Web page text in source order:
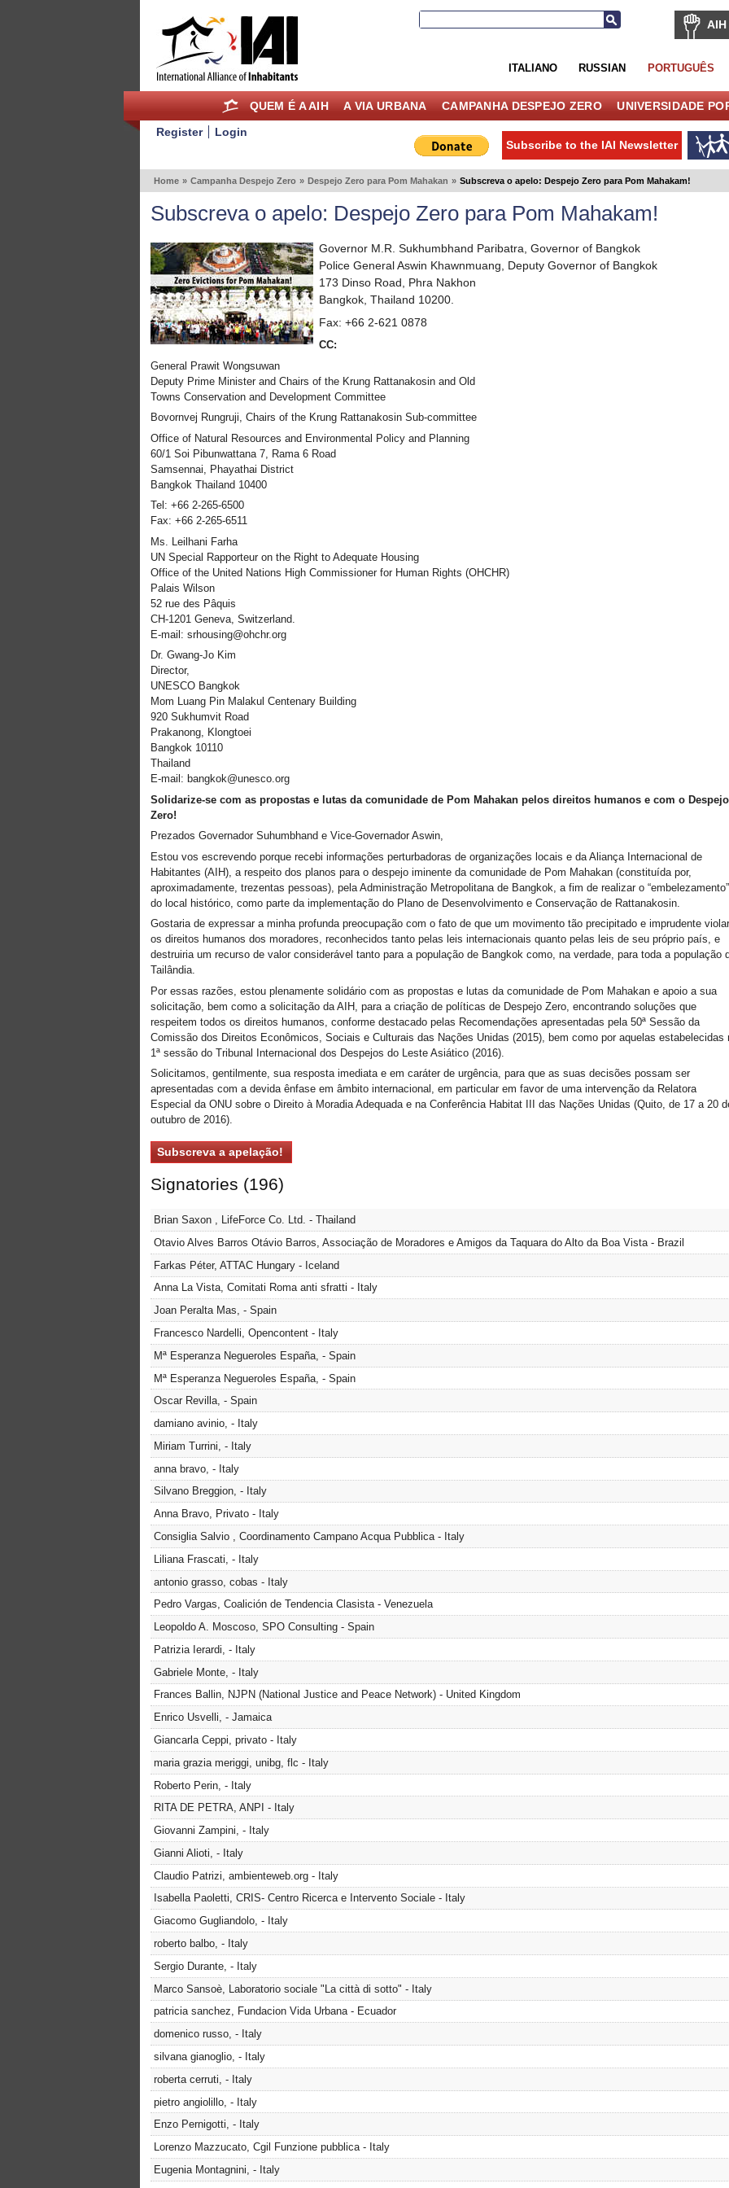
ITALIANO RUSSIAN PORTUGUÊS
QUEM É A AIH A VIA URBANA CAMPANHA DESPEJO ZERO UNIVERSIDADE
Register
Login
Subscribe to the IAI Newsletter
Home » Campanha Despejo Zero » Despejo Zero para Pom Mahakan » Subscreva o apelo: Despejo Zero para Pom Mahakam!
Subscreva o apelo: Despejo Zero para Pom Mahakam!
Governor M.R. Sukhumbhand Paribatra, Governor of Bangkok
Police General Aswin Khawnmuang, Deputy Governor of Bangkok
173 Dinso Road, Phra Nakhon
Bangkok, Thailand 10200.
Fax: +66 2-621 0878
CC:
General Prawit Wongsuwan
Deputy Prime Minister and Chairs of the Krung Rattanakosin and Old
Towns Conservation and Development Committee
Bovornvej Rungruji, Chairs of the Krung Rattanakosin Sub-committee
Office of Natural Resources and Environmental Policy and Planning
60/1 Soi Pibunwattana 7, Rama 6 Road
Samsennai, Phayathai District
Bangkok Thailand 10400
Tel: +66 2-265-6500
Fax: +66 2-265-6511
Ms. Leilhani Farha
UN Special Rapporteur on the Right to Adequate Housing
Office of the United Nations High Commissioner for Human Rights (OHCHR)
Palais Wilson
52 rue des Pâquis
CH-1201 Geneva, Switzerland.
E-mail: srhousing@ohchr.org
Dr. Gwang-Jo Kim
Director,
UNESCO Bangkok
Mom Luang Pin Malakul Centenary Building
920 Sukhumvit Road
Prakanong, Klongtoei
Bangkok 10110
Thailand
E-mail: bangkok@unesco.org
Solidarize-se com as propostas e lutas da comunidade de Pom Mahakan pelos direitos humanos e com o Despejo
Zero!
Prezados Governador Suhumbhand e Vice-Governador Aswin,
Estou vos escrevendo porque recebi informações perturbadoras de organizações locais e da Aliança Internacional de
Habitantes (AIH), a respeito dos planos para o despejo iminente da comunidade de Pom Mahakan (constituída por,
aproximadamente, trezentas pessoas), pela Administração Metropolitana de Bangkok, a fim de realizar o “embelezamento”
do local histórico, como parte da implementação do Plano de Desenvolvimento e Conservação de Rattanakosin.
Gostaria de expressar a minha profunda preocupação com o fato de que um movimento tão precipitado e imprudente
os direitos humanos dos moradores, reconhecidos tanto pelas leis internacionais quanto pelas leis de seu próprio país, e
destruiria um recurso de valor considerável tanto para a população de Bangkok como, na verdade, para toda a população
Tailândia.
Por essas razões, estou plenamente solidário com as propostas e lutas da comunidade de Pom Mahakan e apoio a sua
solicitação, bem como a solicitação da AIH, para a criação de políticas de Despejo Zero, encontrando soluções que
respeitem todos os direitos humanos, conforme destacado pelas Recomendações apresentadas pela 50ª Sessão da
Comissão dos Direitos Econômicos, Sociais e Culturais das Nações Unidas (2015), bem como por aquelas estabelecidas
1ª sessão do Tribunal Internacional dos Despejos do Leste Asiático (2016).
Solicitamos, gentilmente, sua resposta imediata e em caráter de urgência, para que as suas decisões possam ser
apresentadas com a devida ênfase em âmbito internacional, em particular em favor de uma intervenção da Relatora
Especial da ONU sobre o Direito à Moradia Adequada e na Conferência Habitat III das Nações Unidas (Quito, de 17 a 20
outubro de 2016).
Signatories (196)
Brian Saxon , LifeForce Co. Ltd. - Thailand
Otavio Alves Barros Otávio Barros, Associação de Moradores e Amigos da Taquara do Alto da Boa Vista - Brazil
Farkas Péter, ATTAC Hungary - Iceland
Anna La Vista, Comitati Roma anti sfratti - Italy
Joan Peralta Mas, - Spain
Francesco Nardelli, Opencontent - Italy
Mª Esperanza Negueroles España, - Spain
Mª Esperanza Negueroles España, - Spain
Oscar Revilla, - Spain
damiano avinio, - Italy
Miriam Turrini, - Italy
anna bravo, - Italy
Silvano Breggion, - Italy
Anna Bravo, Privato - Italy
Consiglia Salvio , Coordinamento Campano Acqua Pubblica - Italy
Liliana Frascati, - Italy
antonio grasso, cobas - Italy
Pedro Vargas, Coalición de Tendencia Clasista - Venezuela
Leopoldo A. Moscoso, SPO Consulting - Spain
Patrizia Ierardi, - Italy
Gabriele Monte, - Italy
Frances Ballin, NJPN (National Justice and Peace Network) - United Kingdom
Enrico Usvelli, - Jamaica
Giancarla Ceppi, privato - Italy
maria grazia meriggi, unibg, flc - Italy
Roberto Perin, - Italy
RITA DE PETRA, ANPI - Italy
Giovanni Zampini, - Italy
Gianni Alioti, - Italy
Claudio Patrizi, ambienteweb.org - Italy
Isabella Paoletti, CRIS- Centro Ricerca e Intervento Sociale - Italy
Giacomo Gugliandolo, - Italy
roberto balbo, - Italy
Sergio Durante, - Italy
Marco Sansoè, Laboratorio sociale "La città di sotto" - Italy
patricia sanchez, Fundacion Vida Urbana - Ecuador
domenico russo, - Italy
silvana gianoglio, - Italy
roberta cerruti, - Italy
pietro angiolillo, - Italy
Enzo Pernigotti, - Italy
Lorenzo Mazzucato, Cgil Funzione pubblica - Italy
Eugenia Montagnini, - Italy